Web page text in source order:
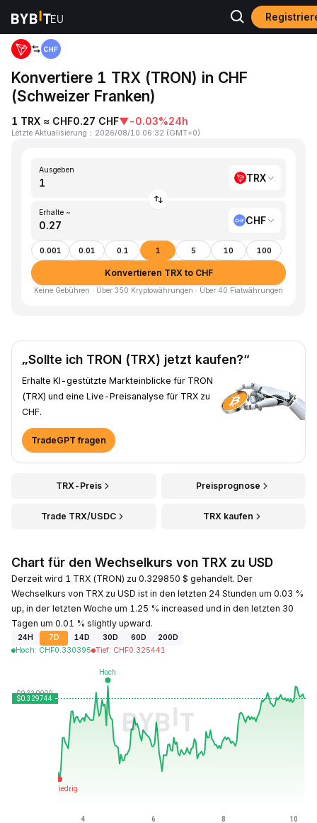
Home TRX to CHF
Konvertiere 1 TRX (TRON) in CHF
(Schweizer Franken)
1 TRX ≈ CHF0.27 CHF▼-0.03%24h
Letzte Aktualisierung ： 2026/08/10 06:32 (GMT+0)
Ausgeben
TRX
Erhalte ~
CHF
0.001 0.01 0.1 1 5 10 100
Konvertieren TRX to CHF
Keine Gebühren · Über 350 Kryptowährungen · Über 40 Fiatwährungen
„Sollte ich TRON (TRX) jetzt kaufen?“
Erhalte KI-gestützte Markteinblicke für TRON
(TRX) und eine Live-Preisanalyse für TRX zu
CHF.
TradeGPT fragen
TRX-Preis Preisprognose
Trade TRX/USDC TRX kaufen
Chart für den Wechselkurs von TRX zu USD
Derzeit wird 1 TRX (TRON) zu 0.329850 $ gehandelt. Der
Wechselkurs von TRX zu USD ist in den letzten 24 Stunden um 0.03 %
up, in der letzten Woche um 1.25 % increased und in den letzten 30
Tagen um 0.01 % slightly upward.
24H 7D 14D 30D 60D
200D
Hoch: CHF0.330395 Tief: CHF0.325441
Zuletzt aktualisiert: 2026-08-10, 06:32 GMT+0
CHF0.001804